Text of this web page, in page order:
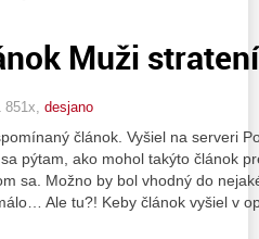
Muži
desjano
článok. Vyšiel na serveri
pýtam, ako mohol takýto článok
sa. Možno by bol vhodný do
Ale tu?! Keby článok vyšiel v